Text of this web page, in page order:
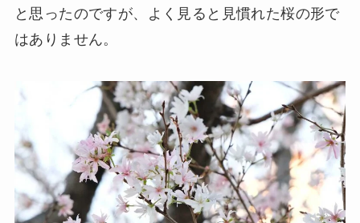
と思ったのですが、よく見ると見慣れた桜の形で
はありません。